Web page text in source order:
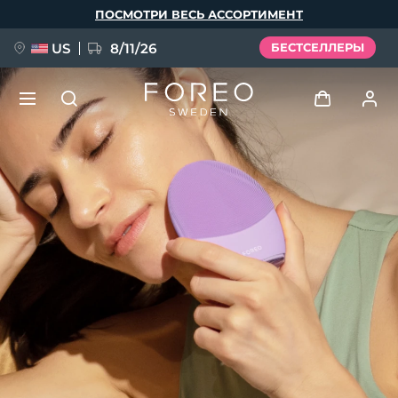
ПОСМОТРИ ВЕСЬ АССОРТИМЕНТ
US 8/11/26 БЕСТСЕЛЛЕРЫ
Профиль пользователя
Мои приборы
Мои заказы
Мои адреса
Мои подписки
НОВИНКА
FAQ™ Pure Beauty-Tech Elixir
BREAKING NEWS
issa™ Teeth Whitening Set
Язык
English Deutsch
Español
Français
Italiano
Português
Svenska
Русский
Türkçe
简体中文 繁體中文